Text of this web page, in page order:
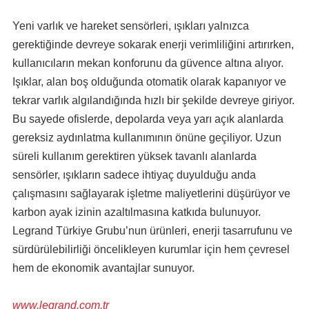
Yeni varlık ve hareket sensörleri, ışıkları yalnızca
gerektiğinde devreye sokarak enerji verimliliğini artırırken,
kullanıcıların mekan konforunu da güvence altına alıyor.
Işıklar, alan boş olduğunda otomatik olarak kapanıyor ve
tekrar varlık algılandığında hızlı bir şekilde devreye giriyor.
Bu sayede ofislerde, depolarda veya yarı açık alanlarda
gereksiz aydınlatma kullanımının önüne geçiliyor. Uzun
süreli kullanım gerektiren yüksek tavanlı alanlarda
sensörler, ışıkların sadece ihtiyaç duyulduğu anda
çalışmasını sağlayarak işletme maliyetlerini düşürüyor ve
karbon ayak izinin azaltılmasına katkıda bulunuyor.
Legrand Türkiye Grubu’nun ürünleri, enerji tasarrufunu ve
sürdürülebilirliği öncelikleyen kurumlar için hem çevresel
hem de ekonomik avantajlar sunuyor.
www.legrand.com.tr